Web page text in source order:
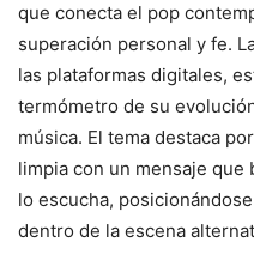
que conecta el pop
superación personal y fe.
las plataformas digitales,
termómetro de su
música. El tema destaca
limpia con un mensaje que
lo escucha,
dentro de la escena